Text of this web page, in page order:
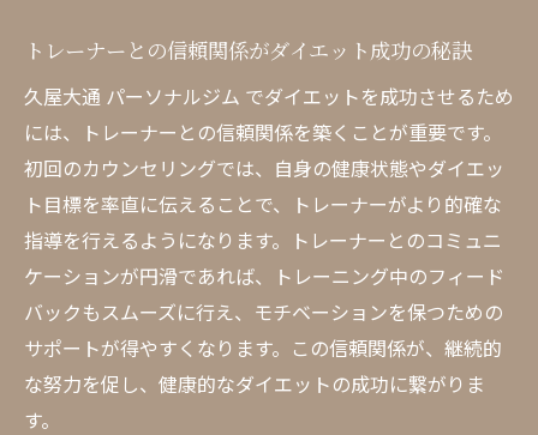
トレーナーとの信頼関係がダイエット成功の秘訣
久屋大通 パーソナルジム でダイエットを成功させるため
には、トレーナーとの信頼関係を築くことが重要です。
初回のカウンセリングでは、自身の健康状態やダイエッ
ト目標を率直に伝えることで、トレーナーがより的確な
指導を行えるようになります。トレーナーとのコミュニ
ケーションが円滑であれば、トレーニング中のフィード
バックもスムーズに行え、モチベーションを保つための
サポートが得やすくなります。この信頼関係が、継続的
な努力を促し、健康的なダイエットの成功に繋がりま
す。